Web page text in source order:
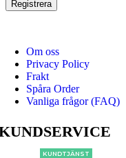
Om oss
Privacy Policy
Frakt
Spåra Order
Vanliga frågor (FAQ)
KUNDTJÄNST